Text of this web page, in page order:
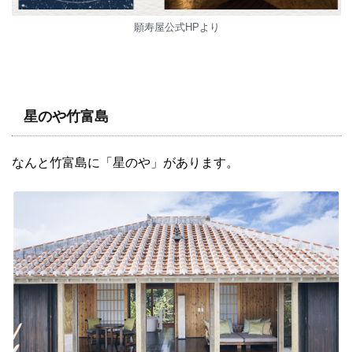
願寿屋公式HPより
星のや竹富島
なんと竹富島に「星のや」があります。